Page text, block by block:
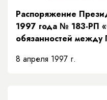
Распоряжение
1997 года № 183-РП
обязанностей между
Правительства
8 апреля 1997 г.